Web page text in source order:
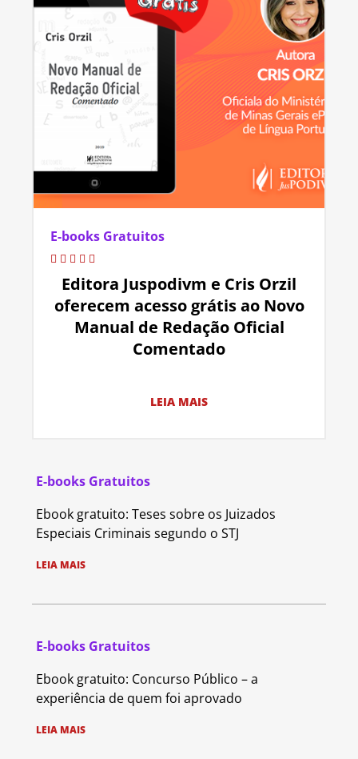
E-books Gratuitos
Editora Juspodivm e Cris Orzil
oferecem acesso grátis ao Novo
Manual de Redação Oficial
Comentado
LEIA MAIS
E-books Gratuitos
Ebook gratuito: Teses sobre os Juizados
Especiais Criminais segundo o STJ
LEIA MAIS
E-books Gratuitos
Ebook gratuito: Concurso Público – a
experiência de quem foi aprovado
LEIA MAIS